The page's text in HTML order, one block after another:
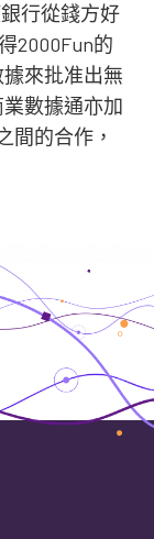
行從錢方好
2000Fun的
來批准出無
數據通亦加
間的合作，